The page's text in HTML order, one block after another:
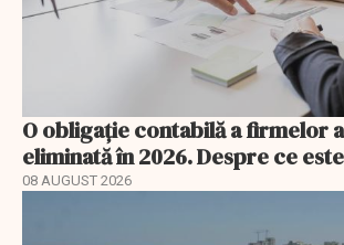
O obligație contabilă a firmelor
eliminată în 2026. Despre ce
08 AUGUST 2026